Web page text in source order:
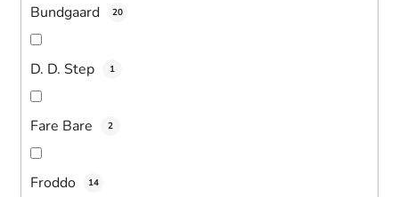
Bundgaard 20
D. D. Step 1
Fare Bare 2
Froddo 14